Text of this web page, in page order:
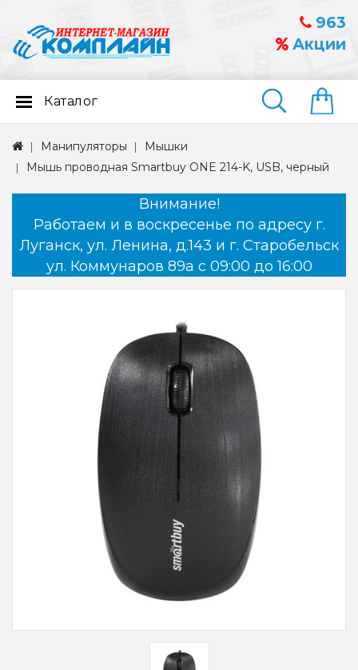
963
Акции
Найти
Каталог
Манипуляторы
Мышки
Мышь проводная Smartbuy ONE 214-K, USB, черный
Внимание!
Работаем и в воскресенье по адресу г.
Луганск, ул. Ленина, д.143 и г. Старобельск
ул. Коммунаров 89а с 09:00 до 16:00